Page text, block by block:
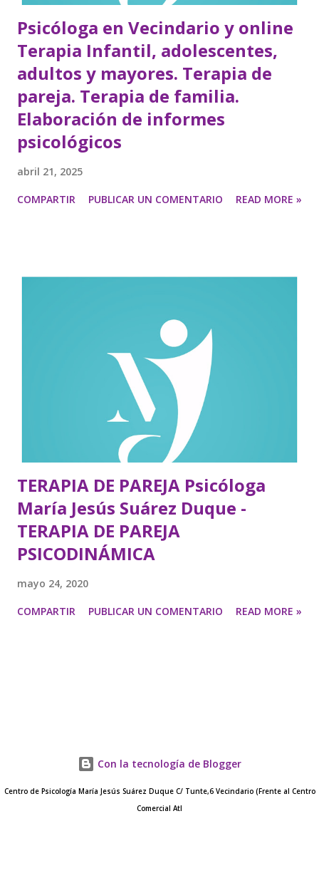
Psicóloga en Vecindario y online
Terapia Infantil, adolescentes,
adultos y mayores. Terapia de
pareja. Terapia de familia.
Elaboración de informes
psicológicos
abril 21, 2025
COMPARTIR PUBLICAR UN COMENTARIO READ MORE »
TERAPIA DE PAREJA Psicóloga
María Jesús Suárez Duque -
TERAPIA DE PAREJA
PSICODINÁMICA
mayo 24, 2020
COMPARTIR PUBLICAR UN COMENTARIO READ MORE »
Con la tecnología de Blogger
Centro de Psicología María Jesús Suárez Duque C/ Tunte,6 Vecindario (Frente al Centro
Comercial Atl